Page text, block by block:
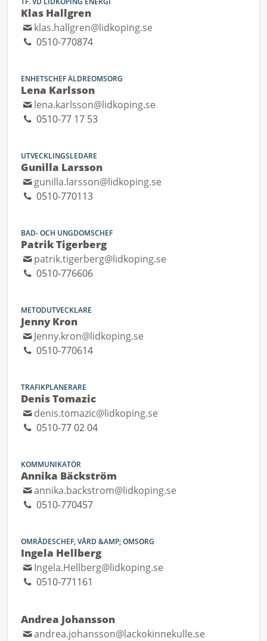
Klas Hallgren
klas.hallgren@lidkoping.se
0510-770874
ENHETSCHEF ÄLDREOMSORG
Lena Karlsson
lena.karlsson@lidkoping.se
0510-77 17 53
UTVECKLINGSLEDARE
Gunilla Larsson
gunilla.larsson@lidkoping.se
0510-770113
BAD- OCH UNGDOMSCHEF
Patrik Tigerberg
patrik.tigerberg@lidkoping.se
0510-776606
METODUTVECKLARE
Jenny Kron
Jenny.kron@lidkoping.se
0510-770614
TRAFIKPLANERARE
Denis Tomazic
denis.tomazic@lidkoping.se
0510-77 02 04
KOMMUNIKATÖR
Annika Bäckström
annika.backstrom@lidkoping.se
0510-770457
OMRÅDESCHEF, VÅRD &AMP; OMSORG
Ingela Hellberg
Ingela.Hellberg@lidkoping.se
0510-771161
Andrea Johansson
andrea.johansson@lackokinnekulle.se